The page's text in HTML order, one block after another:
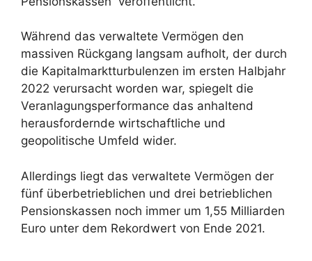
Während das verwaltete Vermögen den
massiven Rückgang langsam aufholt, der durch
die Kapitalmarktturbulenzen im ersten Halbjahr
2022 verursacht worden war, spiegelt die
Veranlagungsperformance das anhaltend
herausfordernde wirtschaftliche und
geopolitische Umfeld wider.
Allerdings liegt das verwaltete Vermögen der
fünf überbetrieblichen und drei betrieblichen
Pensionskassen noch immer um 1,55 Milliarden
Euro unter dem Rekordwert von Ende 2021.